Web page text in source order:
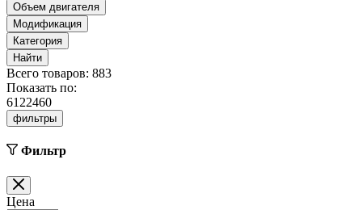
Объем двигателя
Модификация
Категория
Найти
Всего товаров: 883
Показать по:
6122460
фильтры
Фильтр
Цена